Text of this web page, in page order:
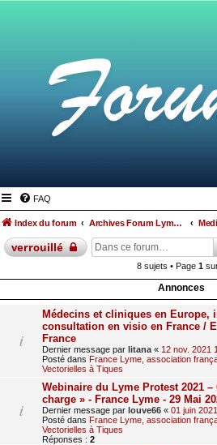
FAQ
Index du forum Archives Forum Lyme Francophone
verrouillé
8 sujets • Page 1
Annonces
Médecins et cliniques en Europe,
consultation en visio en France /
France
Dernier message par litana « 12 nov. 2021
Posté dans France Lyme, association
Vectorielles à Tiques
Webinaire du Lyme Protest 2021
charge » - France Lyme - 29 Mai
Dernier message par louve66 « 01 juin
Posté dans France Lyme, association
Vectorielles à Tiques
Réponses : 2